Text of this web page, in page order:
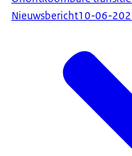
Nieuwsbericht10-06-